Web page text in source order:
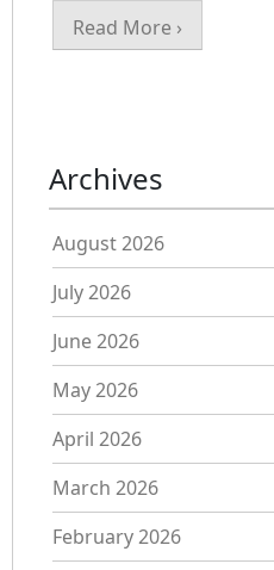
Read More ›
Archives
August 2026
July 2026
June 2026
May 2026
April 2026
March 2026
February 2026